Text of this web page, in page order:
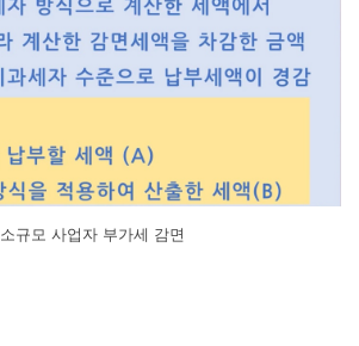
소규모 사업자 부가세 감면